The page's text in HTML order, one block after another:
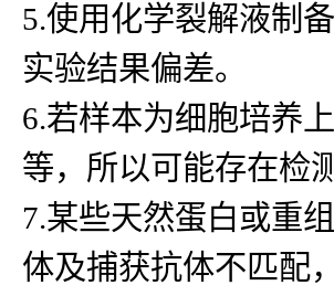
5.使用化学裂解液制
实验结果偏差。
6.若样本为细胞培养
等，所以可能存在检
7.某些天然蛋白或重
体及捕获抗体不匹配